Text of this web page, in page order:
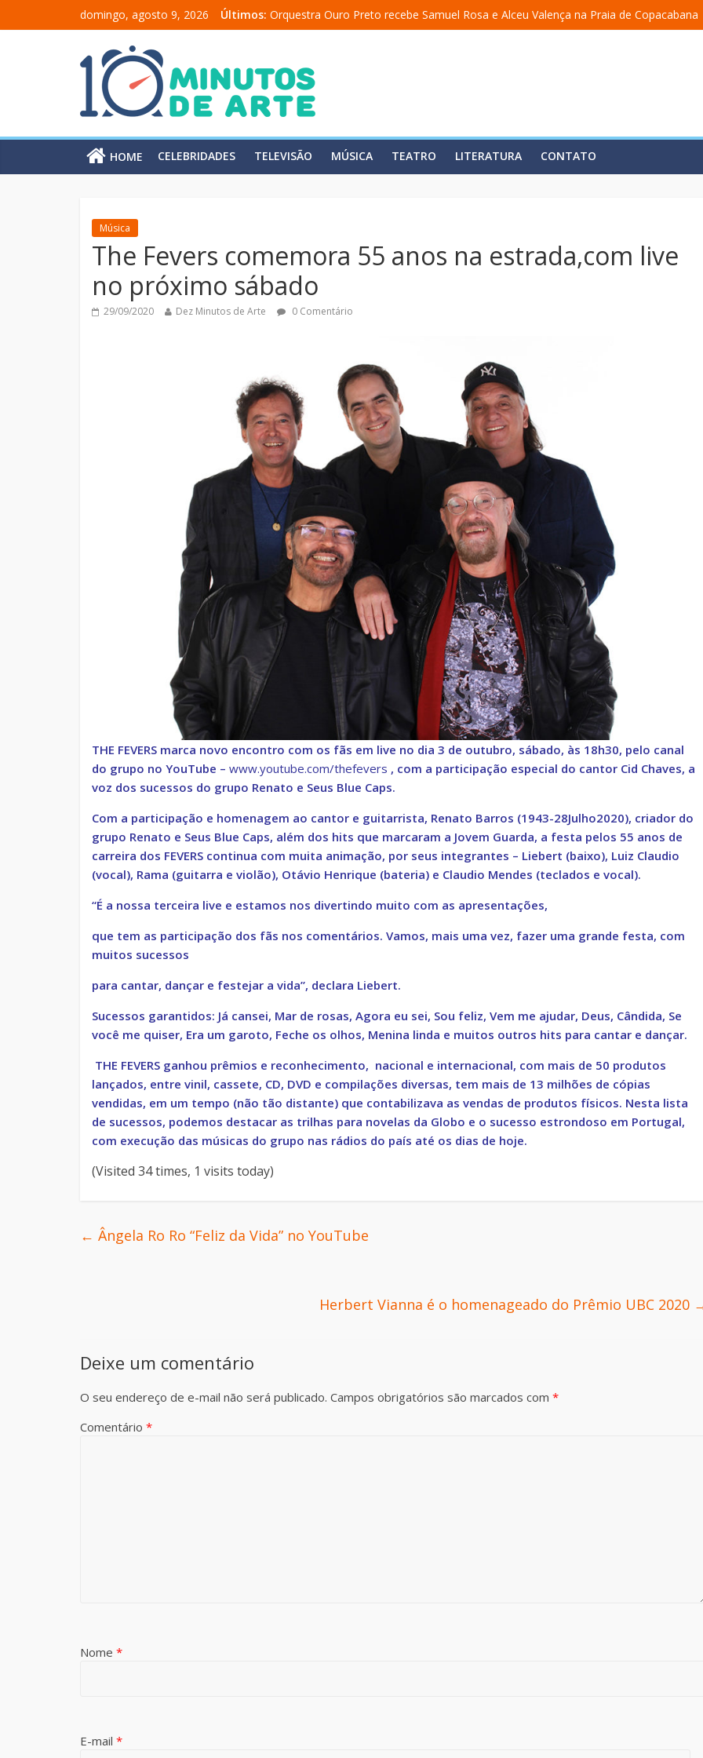
domingo, agosto 9, 2026 Últimos: Orquestra Ouro Preto recebe Samuel Rosa e Alceu Valença na Praia de Copacabana
“Comunicado a uma academia” ganha nova temporada na Fundição Progresso
Mônica Salmaso lança álbum em homenagem a Elizeth Cardoso
Carolina Chalita estreia o solo “Eu matei a Sherazade – Confissões De Uma Árabe
HOME CELEBRIDADES TELEVISÃO MÚSICA TEATRO LITERATURA CONTATO
Música
The Fevers comemora 55 anos na estrada,com live
no próximo sábado
29/09/2020 Dez Minutos de Arte 0 Comentário
THE FEVERS marca novo encontro com os fãs em live no dia 3 de outubro, sábado, às 18h30, pelo canal
do grupo no YouTube – www.youtube.com/thefevers , com a participação especial do cantor Cid Chaves, a
voz dos sucessos do grupo Renato e Seus Blue Caps.
Com a participação e homenagem ao cantor e guitarrista, Renato Barros (1943-28Julho2020), criador do
grupo Renato e Seus Blue Caps, além dos hits que marcaram a Jovem Guarda, a festa pelos 55 anos de
carreira dos FEVERS continua com muita animação, por seus integrantes – Liebert (baixo), Luiz Claudio
(vocal), Rama (guitarra e violão), Otávio Henrique (bateria) e Claudio Mendes (teclados e vocal).
“É a nossa terceira live e estamos nos divertindo muito com as apresentações,
que tem as participação dos fãs nos comentários. Vamos, mais uma vez, fazer uma grande festa, com
muitos sucessos
para cantar, dançar e festejar a vida”, declara Liebert.
Sucessos garantidos: Já cansei, Mar de rosas, Agora eu sei, Sou feliz, Vem me ajudar, Deus, Cândida, Se
você me quiser, Era um garoto, Feche os olhos, Menina linda e muitos outros hits para cantar e dançar.
THE FEVERS ganhou prêmios e reconhecimento, nacional e internacional, com mais de 50 produtos
lançados, entre vinil, cassete, CD, DVD e compilações diversas, tem mais de 13 milhões de cópias
vendidas, em um tempo (não tão distante) que contabilizava as vendas de produtos físicos. Nesta lista
de sucessos, podemos destacar as trilhas para novelas da Globo e o sucesso estrondoso em Portugal,
com execução das músicas do grupo nas rádios do país até os dias de hoje.
(Visited 34 times, 1 visits today)
← Ângela Ro Ro “Feliz da Vida” no YouTube
Herbert Vianna é o homenageado do Prêmio UBC 2020
Deixe um comentário
O seu endereço de e-mail não será publicado. Campos obrigatórios são marcados com *
Comentário *
Nome *
E-mail *